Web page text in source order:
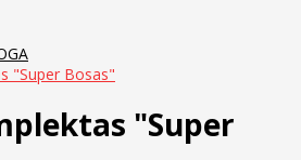
"Super Bosas"
"Super